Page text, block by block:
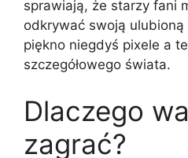
sprawiają, że starzy fani
odkrywać swoją
piękno niegdyś pixele a
szczegółowego świata.
Dlaczego
zagrać?